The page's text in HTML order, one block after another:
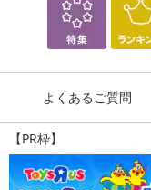
●ニオイ、汚れ、衣類
部断つ高濃度コンプリ
●高い洗浄・消臭力と
●洗浄成分・抗菌剤最
力を実現。
●頑固な部屋干し臭、し
よくあるご質問
【PR枠】